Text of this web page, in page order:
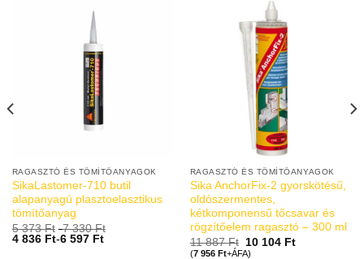
RAGASZTÓ ÉS TÖMÍTŐANYAGOK
SikaLastomer-710 butil
alapanyagú plasztoelasztikus
tömítőanyag
5 373Ft -7 330Ft
4 836 Ft-6 597 Ft
RAGASZTÓ ÉS TÖMÍTŐANYAGOK
Sika AnchorFix-2 gyorskötésű,
oldószermentes,
kétkomponensű tőcsavar és
rögzítőelem ragasztó – 300 ml
11 887Ft 10 104 Ft
(7 956 Ft+ÁFA)